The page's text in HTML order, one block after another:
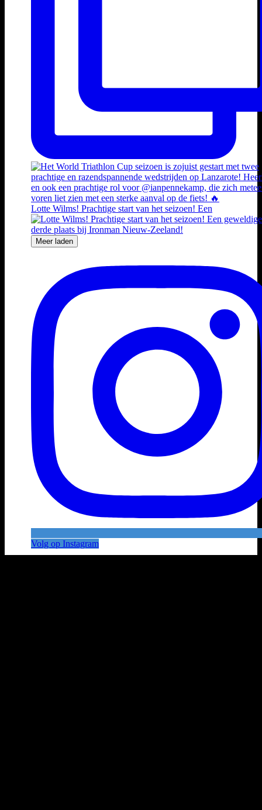
Lotte Wilms! Prachtige start van het seizoen! Een
Meer laden
Volg op Instagram